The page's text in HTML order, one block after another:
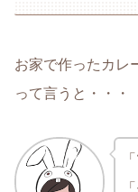
お家で作ったカレ
って言うと・・・
「
「